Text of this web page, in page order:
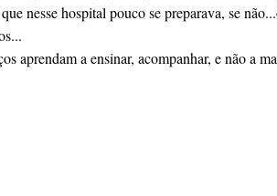
nesse hospital pouco se preparava, se
aprendam a ensinar, acompanhar, e não a